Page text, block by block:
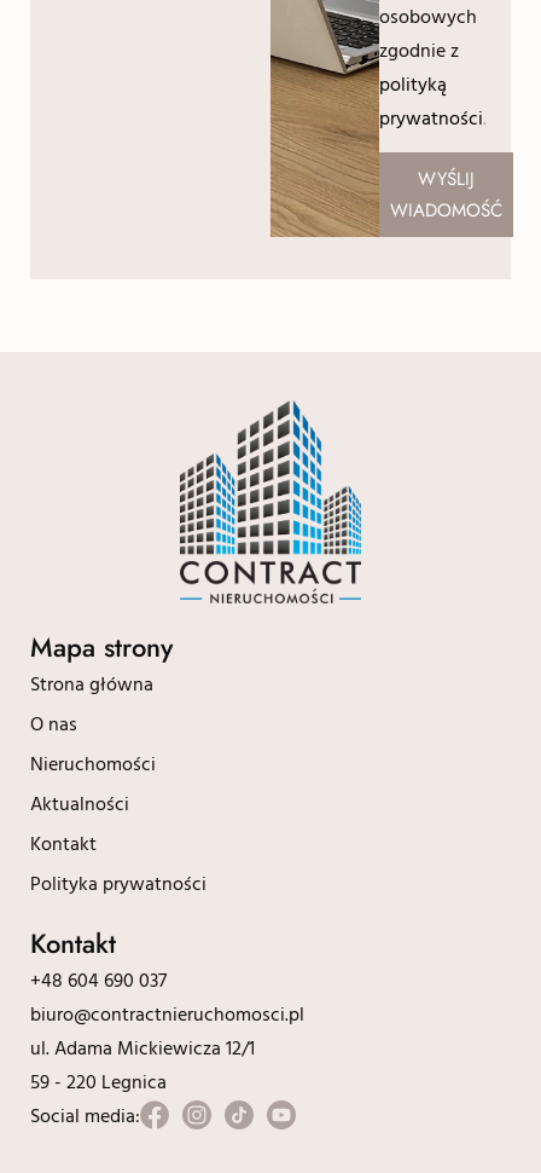
osobowych
zgodnie z
polityką
prywatności.
WYŚLIJ
WIADOMOŚĆ
Mapa strony
Strona główna
O nas
Nieruchomości
Aktualności
Kontakt
Polityka prywatności
Kontakt
+48 604 690 037
biuro@contractnieruchomosci.pl
ul. Adama Mickiewicza 12/1
59 - 220 Legnica
Social media: